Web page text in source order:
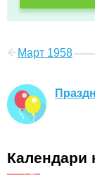
Март 1958
Календари